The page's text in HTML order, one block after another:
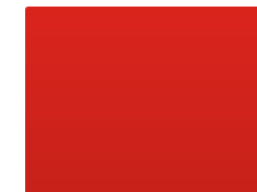
ョ
ス